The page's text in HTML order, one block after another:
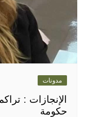
الإنجازات : تراكم
حكومة